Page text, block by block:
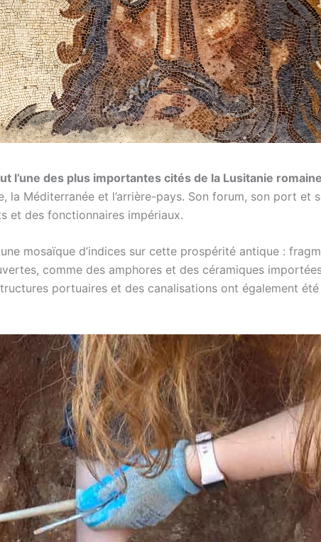
l’une des plus importantes cités de la Lusitanie romaine
la Méditerranée et l’arrière-pays. Son forum, son port
et des fonctionnaires impériaux.
mosaïque d’indices sur cette prospérité antique :
comme des amphores et des céramiques
portuaires et des canalisations ont également